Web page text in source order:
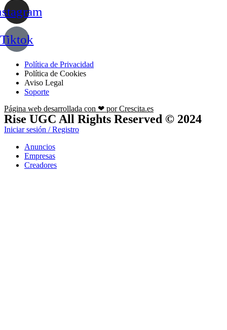
Tiktok
Política de Privacidad
Política de Cookies
Aviso Legal
Soporte
Página web desarrollada con ❤ por Crescita.es
Rise UGC All Rights Reserved © 2024
Iniciar sesión / Registro
Anuncios
Empresas
Creadores